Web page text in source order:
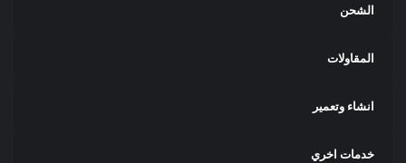
الشحن
المقاولات
انشاء وتعمير
خدمات اخري